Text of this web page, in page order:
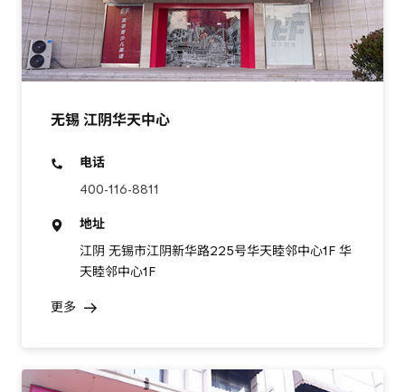
无锡 江阴华天中心
电话
400-116-8811
地址
江阴 无锡市江阴新华路225号华天睦邻中心1F 华
天睦邻中心1F
更多